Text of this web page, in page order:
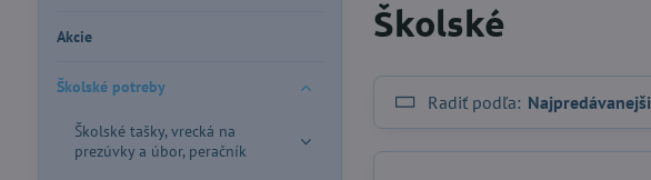
Školské
Radiť podľa:
Akcie
Školské potreby
Školské tašky, vrecká na
prezúvky a úbor, peračník